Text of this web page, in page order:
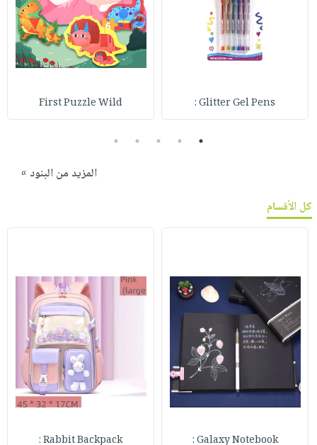
Glitter Gel Pens :
First Puzzle Wild
1
2
3
4
5
المزيد من البنود »
كل الأقسام
Galaxy Notebook :
Rabbit Backpack :